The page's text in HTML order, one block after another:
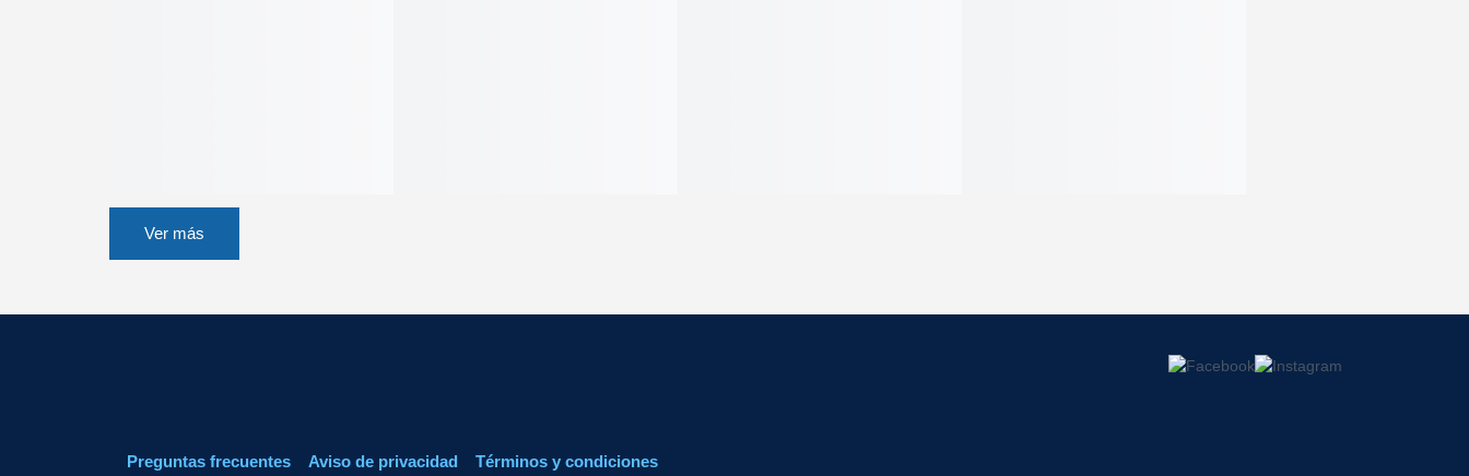
Ver más
Preguntas frecuentes Aviso de privacidad Términos y condiciones